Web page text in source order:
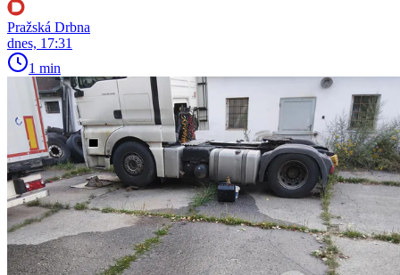
Pražská Drbna
dnes, 17:31
1 min